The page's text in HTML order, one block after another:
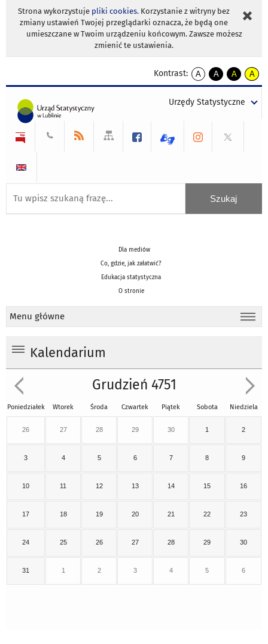
Strona wykorzystuje pliki cookies. Korzystanie z witryny bez
zmiany ustawień Twojej przeglądarki oznacza, że będą one
umieszczane w Twoim urządzeniu końcowym. Zawsze możesz
zmienić te ustawienia.
Kontrast:
A
kontrast
A
kontrast
tekst
czarnym
A
kontrast
tekst
czarnym
A
tekst
żółtym
Urzędy Statystyczne
Dla mediów
Co, gdzie, jak załatwić?
Edukacja statystyczna
O stronie
Menu główne
Kalendarium
Grudzień 4751
Poniedziałek Wtorek Środa Czwartek Piątek Sobota Niedziela
26 27 28 29 30 1 2
3 4 5 6 7 8 9
10 11 12 13 14 15 16
17 18 19 20 21 22 23
24 25 26 27 28 29 30
31 1 2 3 4 5 6